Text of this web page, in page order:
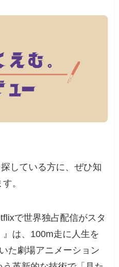
している方に、ぜひ知
。
で世界独占配信がスタ
は、100m走に人生を
た劇場アニメーション